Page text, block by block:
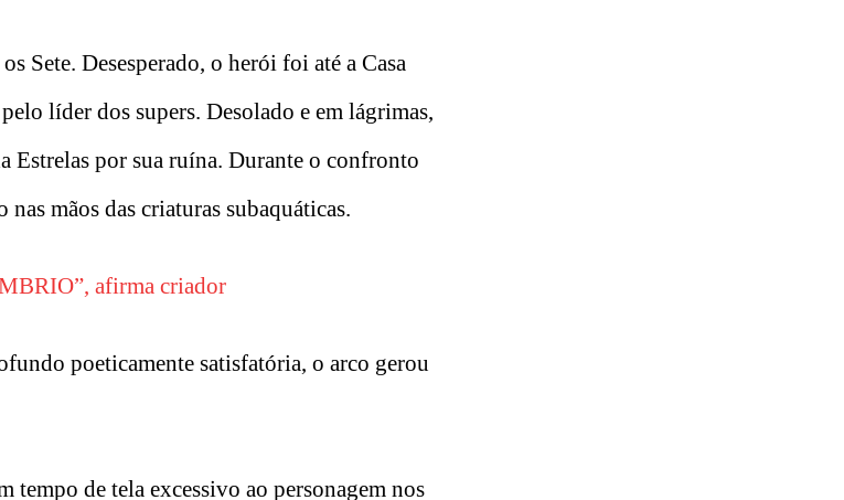
Sete. Desesperado, o herói foi até a Casa
líder dos supers. Desolado e em lágrimas,
Estrelas por sua ruína. Durante o confronto
mãos das criaturas subaquáticas.
afirma criador
poeticamente satisfatória, o arco gerou
tempo de tela excessivo ao personagem nos